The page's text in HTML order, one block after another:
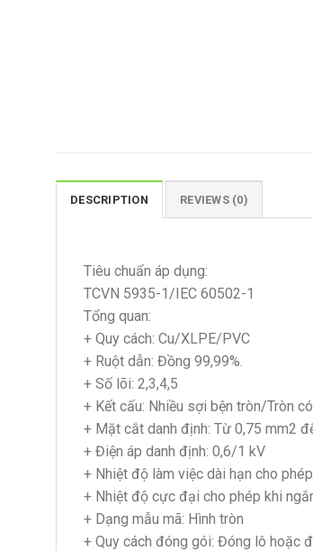
DESCRIPTION REVIEWS (0)
Tiêu chuẩn áp dụng:
TCVN 5935-1/IEC 60502-1
Tổng quan:
+ Quy cách: Cu/XLPE/PVC
+ Ruột dẫn: Đồng 99,99%.
+ Số lõi: 2,3,4,5
+ Kết cấu: Nhiều sợi bện tròn/Tròn
+ Mặt cắt danh định: Từ 0,75 mm2
+ Điện áp danh định: 0,6/1 kV
+ Nhiệt độ làm việc dài hạn cho
+ Nhiệt độ cực đại cho phép khi
+ Dạng mẫu mã: Hình tròn
+ Quy cách đóng gói: Đóng lô hoặc